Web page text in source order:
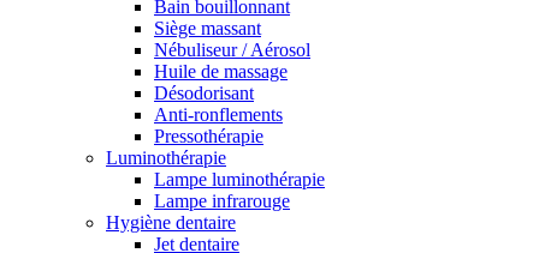
Bain bouillonnant
Siège massant
Nébuliseur / Aérosol
Huile de massage
Désodorisant
Anti-ronflements
Pressothérapie
Luminothérapie
Lampe luminothérapie
Lampe infrarouge
Hygiène dentaire
Jet dentaire